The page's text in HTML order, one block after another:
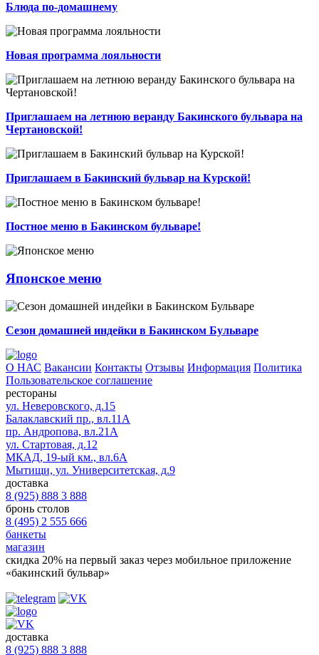
Блюда по-домашнему
Новая программа лояльности
Приглашаем на летнюю веранду Бакинского бульвара на
Чертановской!
Приглашаем в Бакинский бульвар на Курской!
Постное меню в Бакинском бульваре!
Японское меню
Сезон домашней индейки в Бакинском Бульваре
О НАС Вакансии Контакты Отзывы Информация Политика
Пользовательское соглашение
рестораны
ул. Неверовского, д.15
Балаклавский пр., вл.11А
пр. Андропова, вл.21А
ул. Стартовая, д.12
МКАД, 19-ый км., вл.6А
Мытищи, ул. Университетская, д.9
доставка
8 (925) 888 3 888
бронь столов
8 (495) 2 555 666
банкеты
магазин
скидка 20% на первый заказ через мобильное приложение
«бакинский бульвар»
доставка
8 (925) 888 3 888